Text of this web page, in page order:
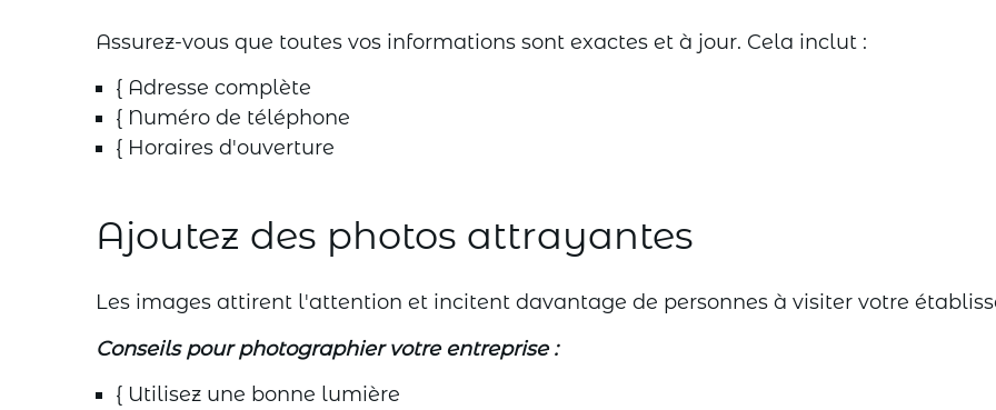
Assurez-vous que toutes vos informations sont exactes et à jour. Cela inclut :
{ Adresse complète
{ Numéro de téléphone
{ Horaires d'ouverture
Ajoutez des photos attrayantes
Les images attirent l'attention et incitent davantage de personnes à visiter votre
Conseils pour photographier votre entreprise :
{ Utilisez une bonne lumière